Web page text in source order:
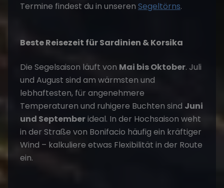
Termine findest du in unseren Segeltörns.
Beste Reisezeit für Sardinien & Korsika
Die Segelsaison läuft von Mai bis Oktober. Juli
und August sind am wärmsten und
lebhaftesten, für angenehmere
Temperaturen und ruhigere Buchten sind Juni
und Septemberideal. In der Hochsaison weht
in der Straße von Bonifacio häufig ein kräftiger
Wind – kalkuliere etwas Flexibilität in der Route
ein.